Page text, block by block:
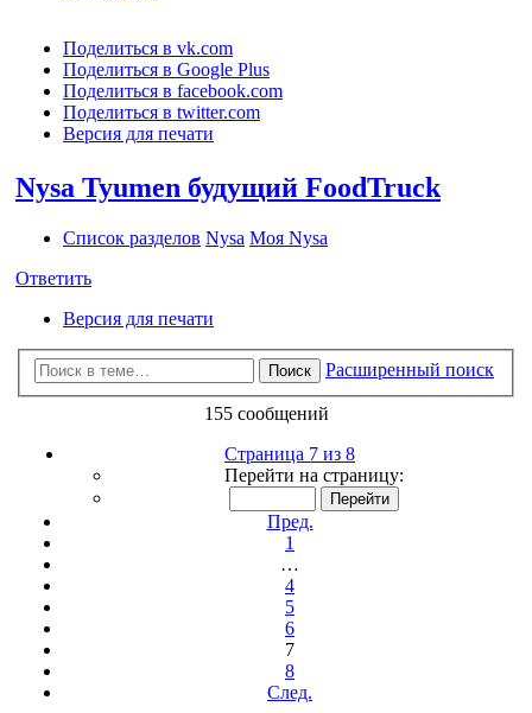
Поделиться в vk.com
Поделиться в Google Plus
Поделиться в facebook.com
Поделиться в twitter.com
Версия для печати
Nysa Tyumen будущий FoodTruck
Список разделов Nysa Моя Nysa
Ответить
Версия для печати
Поиск Расширенный поиск
155 сообщений
Страница 7 из 8
Перейти на страницу:
Пред.
1
…
4
5
6
7
8
След.